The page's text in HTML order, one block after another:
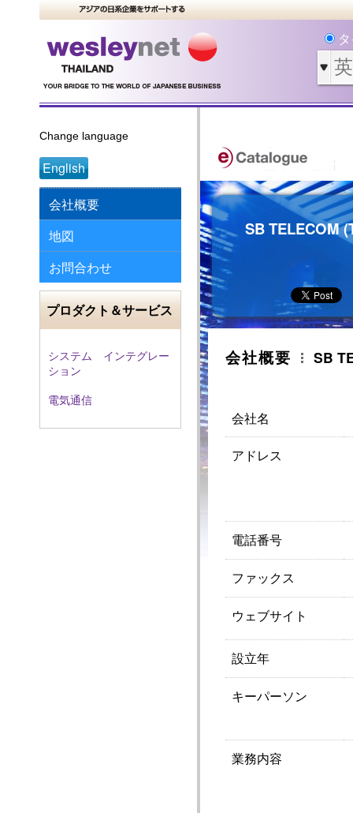
Change language
English
会社概要
地図
お問合わせ
プロダクト＆サービス
システム インテグレー
ション
電気通信
SB TELECOM
会社概要 SB
会社名
アドレス
電話番号
ファックス
ウェブサイト
設立年
キーパーソン
業務内容